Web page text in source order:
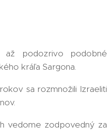
až podozrivo podobné
kráľa Sargona.
sa rozmnožili Izraeliti
vedome zodpovedný za